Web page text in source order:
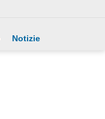
Notizie